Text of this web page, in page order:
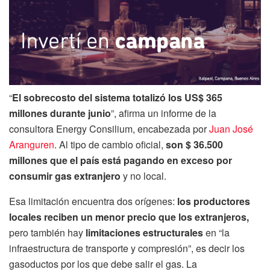
“El sobrecosto del sistema totalizó los US$ 365
millones durante junio”, afirma un informe de la
consultora Energy Consilium, encabezada porJuan José
Aranguren. Al tipo de cambio oficial, son $ 36.500
millones que el país está pagando en exceso por
consumir gas extranjero y no local.
Esa limitación encuentra dos orígenes: los productores
locales reciben un menor precio que los extranjeros,
pero también hay limitaciones estructuralesen “la
infraestructura de transporte y compresión”, es decir los
gasoductos por los que debe salir el gas. La